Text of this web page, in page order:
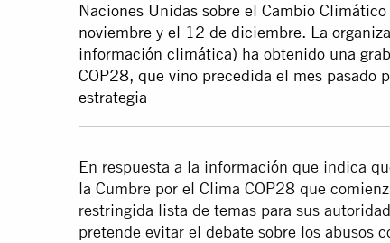
Naciones Unidas sobre el Cambio
noviembre y el 12 de diciembre. La
información climática) ha obtenido una
COP28, que vino precedida el mes pasado
estrategia
En respuesta a la información que indica
la Cumbre por el Clima COP28 que
restringida lista de temas para sus
pretende evitar el debate sobre los abusos